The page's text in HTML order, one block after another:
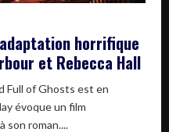
horrifique
et Rebecca Hall
Full of Ghosts est en
évoque un film
son roman....